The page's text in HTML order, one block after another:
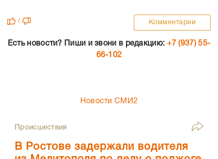
/ Комментарии
Есть новости? Пиши и звони в редакцию: +7 (937) 55-
66-102
Новости СМИ2
Происшествия
В Ростове задержали водителя